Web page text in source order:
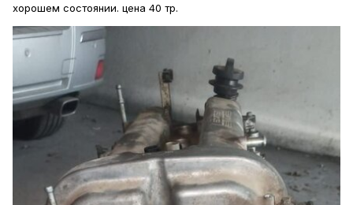
хорошем состоянии. цена 40 тр.